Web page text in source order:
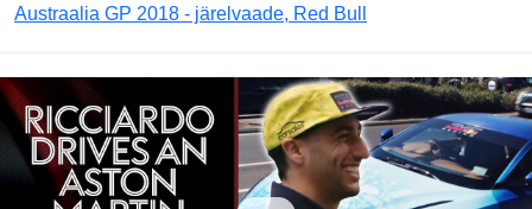
Austraalia GP 2018 - järelvaade, Red Bull